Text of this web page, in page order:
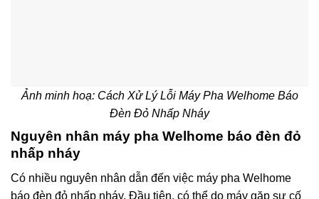
Ảnh minh hoạ: Cách Xử Lý Lỗi Máy Pha Welhome Báo
Đèn Đỏ Nhấp Nháy
Nguyên nhân máy pha Welhome báo đèn đỏ
nhấp nháy
Có nhiều nguyên nhân dẫn đến việc máy pha Welhome
báo đèn đỏ nhấp nháy. Đầu tiên, có thể do máy gặp sự cố